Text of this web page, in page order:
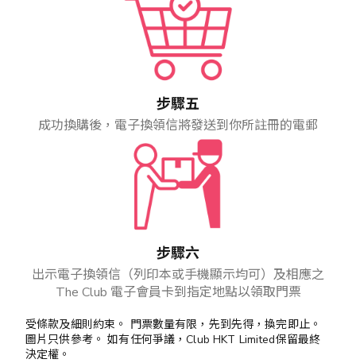
步驟五
成功換購後，電子換領信將發送到你所註冊的電郵
步驟六
出示電子換領信（列印本或手機顯示均可）及相應之
The Club 電子會員卡到指定地點以領取門票
受條款及細則約束。 門票數量有限，先到先得，換完即止。
圖片只供參考。 如有任何爭議，Club HKT Limited保留最終
決定權。